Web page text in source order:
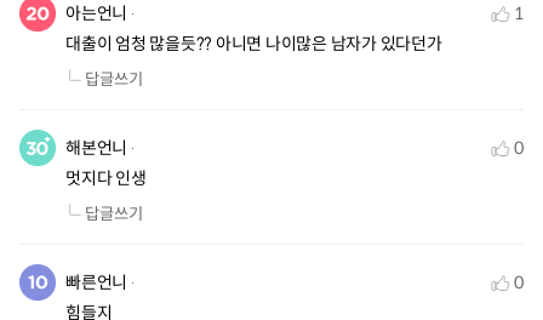
아는언니
1
대출이 엄청 많을듯?? 아니면 나이많은 남자가 있다던가
답글쓰기
해본언니
0
멋지다 인생
답글쓰기
빠른언니
0
힘들지